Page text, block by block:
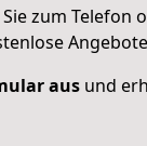
zum Telefon
aus und